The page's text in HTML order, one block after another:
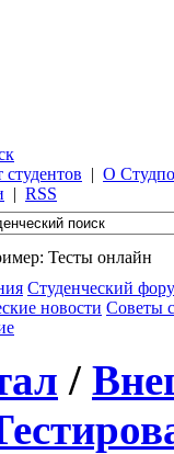
студентов | О
| RSS
Тесты онлайн
Студенческий
новости Советы
/